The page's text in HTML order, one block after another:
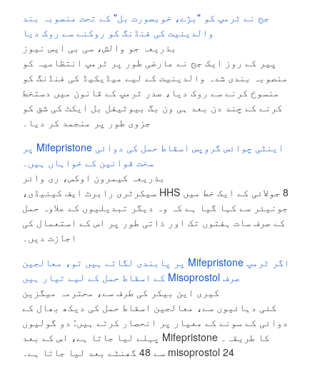
جج نے ٹرمپ کو "بڑے، خوبصورت بل" کے تحت منصوبہ بند
والدینیت کی فنڈنگ کو روکنے سے روک دیا
بذریعہ جو والش، سی بی ایس نیوز
پیر کے روز ایک جج نے عارضی طور پر ٹرمپ انتظامیہ کو
منصوبہ بندی شدہ والدینیت کے لیے میڈیکیڈ کی فنڈنگ کو
منسوخ کرنے سے روک دیا، صدر ٹرمپ کے قانون میں دستخط
کرنے کے چند دن بعد ہی ون بگ بیوٹیفل بل ایکٹ کی شق کو
جزوی طور پر منجمد کر دیا۔
اینٹی چوائس گروپس اسقاط حمل کی دوائی Mifepristone پر
سخت قوانین کے خواہاں ہیں۔
بذریعہ کیمرون اوکس، ری وائر
8 جولائی کے ایک خط میں HHS سیکرٹری رابرٹ ایف کینیڈی،
جونیئر سے کہا گیا ہے کہ وہ دیگر تبدیلیوں کے علاوہ حمل
کے صرف سات ہفتوں تک اور ذاتی طور پر اس کے استعمال کی
اجازت دیں۔
اگر ٹرمپ Mifepristone پر پابندی لگاتے ہیں تو، معالجین
صرف Misoprostol کے اسقاط حمل کے لیے تیار ہیں
کیری این بیکر کی طرف سے، محترمہ میگزین
کئی دہائیوں سے، معالجین اسقاط حمل کی دیکھ بھال کے
دوائی کے سونے کے معیار پر انحصار کرتے ہیں: دو گولیوں
کا طریقہ۔ Mifepristone پہلے لیا جاتا ہے، اس کے بعد
misoprostol 24 سے 48 گھنٹے بعد لیا جاتا ہے۔